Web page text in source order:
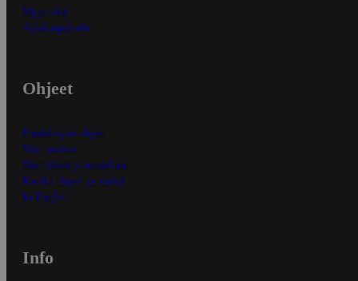
Myymälät
Asiakaspalvelu
Ohjeet
Ensitilaajan ohjeet
Näin maksat
Näin tilaat ja muokkaat
Kaikki ohjeet ja vinkit
In English
Info